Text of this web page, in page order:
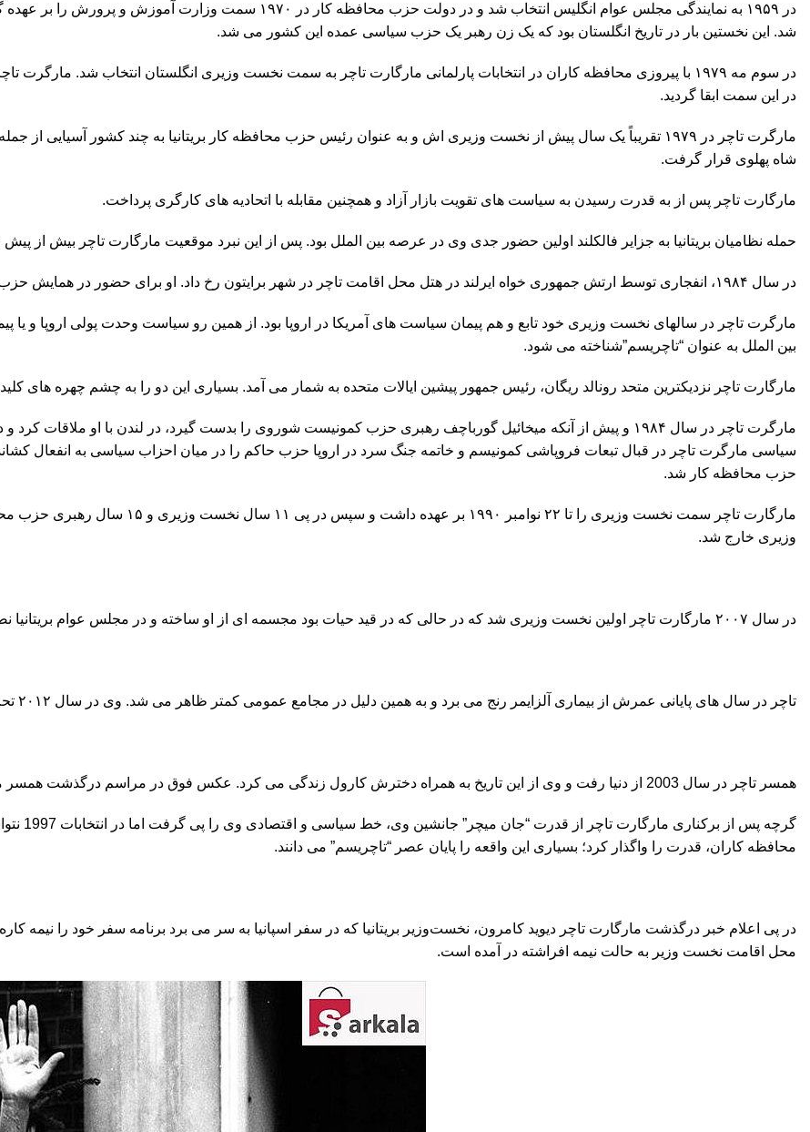
شد. این نخستین بار در تاریخ انگلستان بود که یک زن رهبر یک حزب سیاسی عمده این کشور می شد.
در این سمت ابقا گردید.
مارگرت تاچر در ۱۹۷۹ تقریباً یک سال پیش از نخست وزیری اش و به عنوان رئیس حزب محافظه کار بریتانیا به چند کشور
شاه پهلوی قرار گرفت.
مارگارت تاچر پس از به قدرت رسیدن به سیاست های تقویت بازار آزاد و همچنین مقابله با اتحادیه های کارگری پرداخت.
حمله نظامیان بریتانیا به جزایر فالکلند اولین حضور جدی وی در عرصه بین الملل بود. پس از این نبرد موقعیت مارگارت تاچر بیش از
در سال ۱۹۸۴، انفجاری توسط ارتش جمهوری خواه ایرلند در هتل محل اقامت تاچر در شهر برایتون رخ داد. او برای حضور در همایش حزب محافظه کار به آن شهر رفته بود. ۵ نفر در این انفجار کشته شدند.
مارگرت تاچر در سالهای نخست وزیری خود تابع و هم پیمان سیاست های آمریکا در اروپا بود. از همین رو سیاست وحدت پولی اروپا و یا
بین الملل به عنوان “تاچریسم”شناخته می شود.
مارگارت تاچر نزدیکترین متحد رونالد ریگان، رئیس جمهور پیشین ایالات متحده به شمار می آمد. بسیاری این دو را به چشم چهره های
مارگرت تاچر در سال ۱۹۸۴ و پیش از آنکه میخائیل گورباچف رهبری حزب کمونیست شوروی را بدست گیرد، در لندن با او
سیاسی مارگرت تاچر در قبال تبعات فروپاشی کمونیسم و خاتمه جنگ سرد در اروپا حزب حاکم را در میان احزاب سیاسی به انفعال
حزب محافظه کار شد.
مارگارت تاچر سمت نخست وزیری را تا ۲۲
وزیری خارج شد.
در سال ۲۰۰۷ مارگارت تاچر اولین نخست وزیری شد که در حالی که در قید حیات بود مجسمه ای از او ساخته و در مجلس عوام بریتانیا نصب شد.
تاچر در سال های پایانی عمرش از بیماری آلزایمر رنج می برد و به همین دلیل در مجامع عمومی کمتر ظاهر می شد. وی در سال ۲۰۱۲ تحت عمل جراحی قرار گرفت.
همسر تاچر در سال 2003 از دنیا رفت و وی از این تاریخ به همراه دخترش کارول زندگی می کرد. عکس فوق در مراسم درگذشت همسر مارگارت تاچر گرفته شده است.
محافظه کاران، قدرت را واگذار کرد؛ بسیاری این واقعه را پایان عصر “تاچریسم” می دانند.
در پی اعلام خبر درگذشت مارگارت تاچر دیوید کامرون، نخست‌وزیر بریتانیا که در سفر اسپانیا به سر می برد برنامه سفر خود را نیمه
محل اقامت نخست وزیر به حالت نیمه افراشته در آمده است.